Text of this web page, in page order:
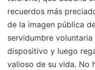
recuerdos más
de la imagen pública
servidumbre
dispositivo y luego
valioso de su vida. No